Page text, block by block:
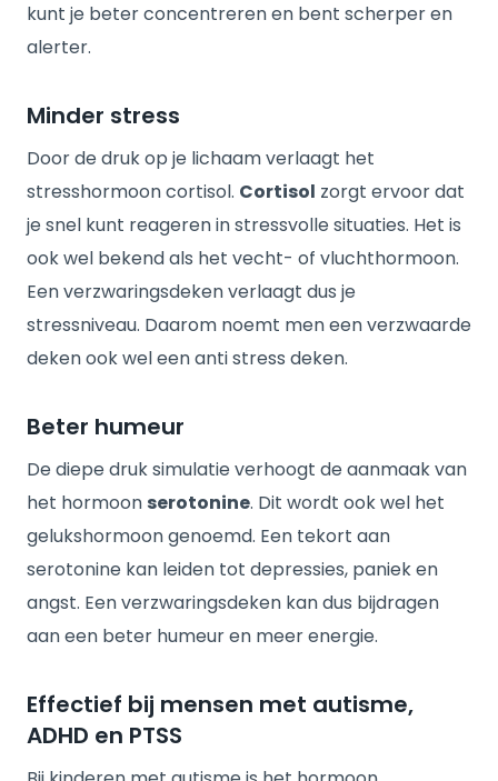
kunt je beter concentreren en bent scherper en
alerter.
Minder stress
Door de druk op je lichaam verlaagt het
stresshormoon cortisol. Cortisol zorgt ervoor dat
je snel kunt reageren in stressvolle situaties. Het is
ook wel bekend als het vecht- of vluchthormoon.
Een verzwaringsdeken verlaagt dus je
stressniveau. Daarom noemt men een verzwaarde
deken ook wel een anti stress deken.
Beter humeur
De diepe druk simulatie verhoogt de aanmaak van
het hormoon serotonine. Dit wordt ook wel het
gelukshormoon genoemd. Een tekort aan
serotonine kan leiden tot depressies, paniek en
angst. Een verzwaringsdeken kan dus bijdragen
aan een beter humeur en meer energie.
Effectief bij mensen met autisme,
ADHD en PTSS